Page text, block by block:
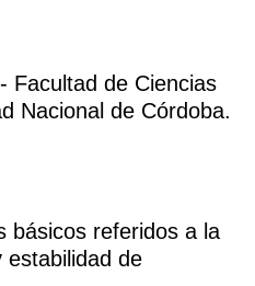
Facultad de Ciencias
Nacional de Córdoba.
básicos referidos a la
de